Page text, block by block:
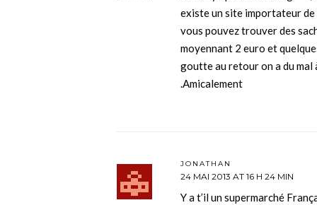
existe un site importateur
vous pouvez trouver des
moyennant 2 euro et
goutte au retour on a du mal
.Amicalement
JONATHAN
24 MAI 2013 AT 16 H 24 MIN
Y a t’il un supermarché